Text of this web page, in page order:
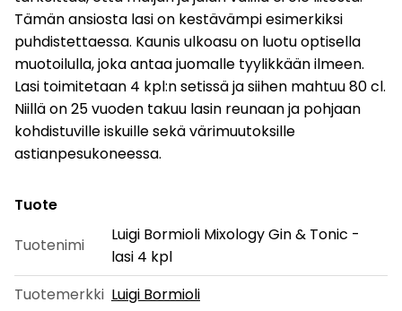
Tämän ansiosta lasi on kestävämpi esimerkiksi
puhdistettaessa. Kaunis ulkoasu on luotu optisella
muotoilulla, joka antaa juomalle tyylikkään ilmeen.
Lasi toimitetaan 4 kpl:n setissä ja siihen mahtuu 80 cl.
Niillä on 25 vuoden takuu lasin reunaan ja pohjaan
kohdistuville iskuille sekä värimuutoksille
astianpesukoneessa.
Tuote
Tuotenimi
Luigi Bormioli Mixology Gin & Tonic -
lasi 4 kpl
Tuotemerkki Luigi Bormioli